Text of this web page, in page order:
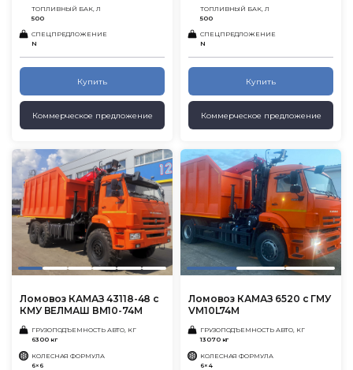
ТОПЛИВНЫЙ БАК, Л
500
СПЕЦПРЕДЛОЖЕНИЕ
N
Купить
Коммерческое предложение
ТОПЛИВНЫЙ БАК, Л
500
СПЕЦПРЕДЛОЖЕНИЕ
N
Купить
Коммерческое предложение
Ломовоз КАМАЗ 43118-48 с
КМУ ВЕЛМАШ ВМ10-74М
ГРУЗОПОДЪЕМНОСТЬ АВТО, КГ
6300 кг
КОЛЕСНАЯ ФОРМУЛА
6×6
Ломовоз КАМАЗ 6520 с ГМУ
VM10L74M
ГРУЗОПОДЪЕМНОСТЬ АВТО, КГ
13070 кг
КОЛЕСНАЯ ФОРМУЛА
6×4